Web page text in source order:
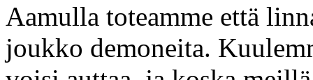
Aamulla toteamme että
joukko demoneita.